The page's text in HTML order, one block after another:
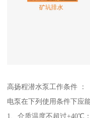
高扬程潜水泵工作条件 ：
电泵在下列使用条件下应
1、介质温度不超过+40℃